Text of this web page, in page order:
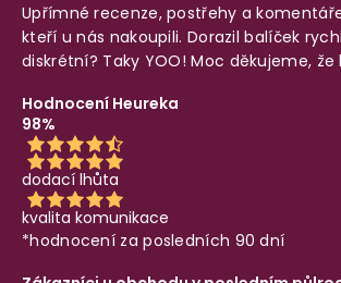
Upřímné recenze, postřehy a
kteří u nás nakoupili. Dorazil balíček
diskrétní? Taky YOO! Moc děkujeme,
Hodnocení Heureka
98%
dodací lhůta
kvalita komunikace
*hodnocení za posledních 90 dní